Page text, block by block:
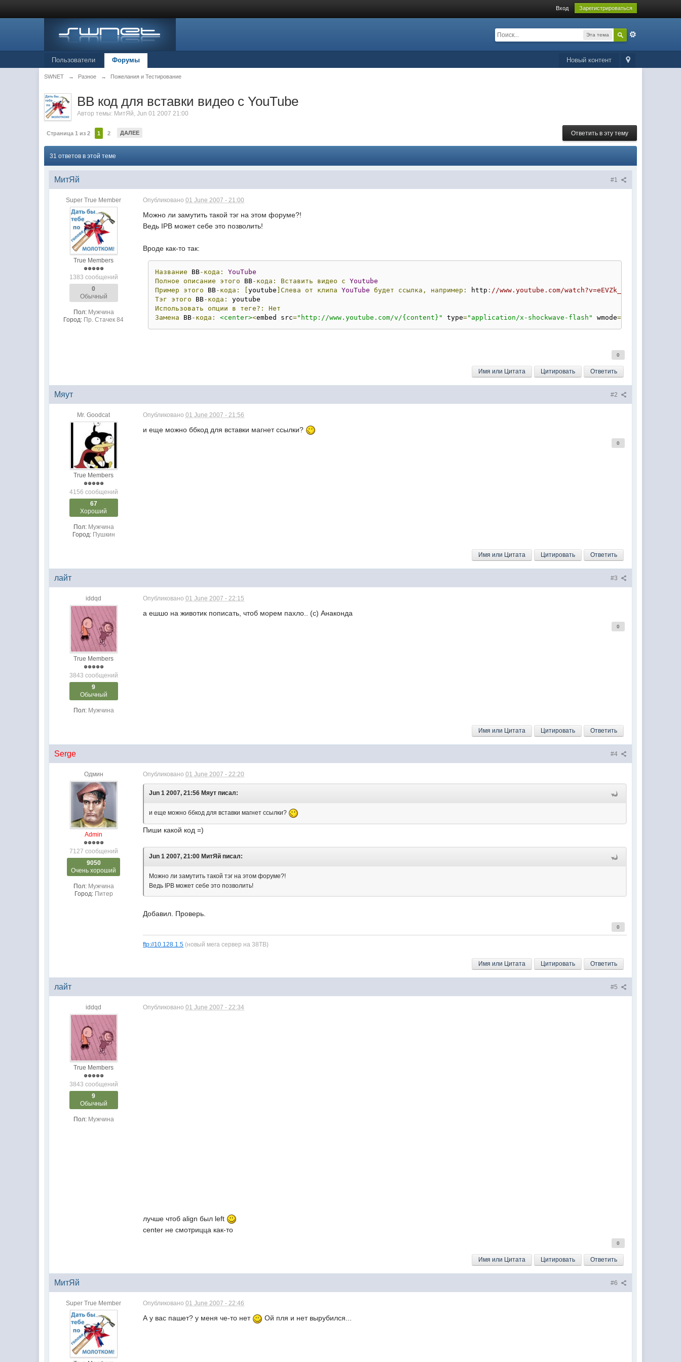
Вход Зарегистрироваться
Эта тема
Новый контент
Пользователи Форумы
SWNET → Разное → Пожелания и Тестирование
BB код для вставки видео с YouTube
Автор темы: МитЯй,Jun 01 2007 21:00
Страница 1 из 2 1 2 ДАЛЕЕ Ответить в эту тему
31 ответов в этой теме
#1
МитЯй
Super True Member
True Members
1383 сообщений
0
Обычный
Пол: Мужчина
Город: Пр. Стачек 84
Опубликовано01 June 2007 - 21:00
Можно ли замутить такой тэг на этом форуме?!
Ведь IPB может себе это позволить!
Вроде как-то так:
Название BB-кода:
YouTube
Полное
описание этого BB-кода: Вставить видео с
Youtube
Пример
этого BB-кода: [youtube ]Слева от клипа YouTube будет ссылка, например: http : //www.youtube.com/watch?v=eEVZk_zmbo0 .
Тэг
этого BB-кода:
Использовать
опции в теге?:
Нет
Замена BB-кода: <center><embed src="http://www.youtube.com/v/{content}" type="application/x-shockwave-flash" wmode=
0
Ответить
Цитировать
Имя или Цитата
#2
Мяут
Mr. Goodcat
True Members
4156 сообщений
67
Хороший
Пол: Мужчина
Город: Пушкин
Опубликовано01 June 2007 - 21:56
и еще можно ббкод для вставки магнет ссылки?
0
Ответить
Цитировать
Имя или Цитата
#3
лайт
iddqd
True Members
3843 сообщений
9
Обычный
Пол: Мужчина
Опубликовано01 June 2007 - 22:15
а ешшо на животик пописать, чтоб морем пахло.. (с) Анаконда
0
Ответить
Цитировать
Имя или Цитата
#4
Serge
Одмин
Admin
7127 сообщений
9050
Очень хороший
Пол: Мужчина
Город: Питер
Опубликовано01 June 2007 - 22:20
Jun 1 2007, 21:56 Мяут писал:
и еще можно ббкод для вставки магнет ссылки?
Пиши какой код =)
Jun 1 2007, 21:00 МитЯй писал:
Можно ли замутить такой тэг на этом форуме?!
Ведь IPB может себе это позволить!
Добавил. Проверь.
0
ftp://10.128.1.5 (новый мега сервер на 38TB)
Ответить
Цитировать
Имя или Цитата
#5
лайт
iddqd
True Members
3843 сообщений
9
Обычный
Пол: Мужчина
Опубликовано01 June 2007 - 22:34
лучше чтоб align был left
center не смотрицца как-то
0
Ответить
Цитировать
Имя или Цитата
#6
МитЯй
Super True Member Опубликовано01 June 2007 - 22:46
А у вас пашет? у меня че-то нет Ой пля и нет вырубился...